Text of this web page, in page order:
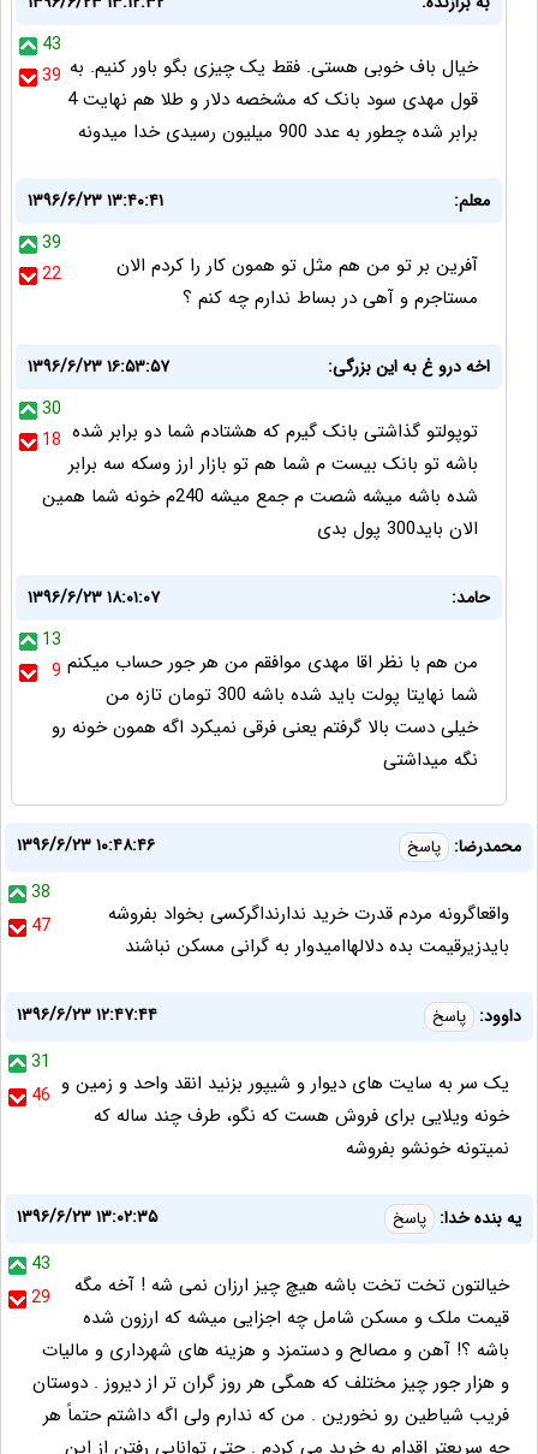
43
39 خیال باف خوبی هستی. فقط یک چیزی بگو باور کنیم. به
قول مهدی سود بانک که مشخصه دلار و طلا هم نهایت 4
برابر شده چطور به عدد 900 میلیون رسیدی خدا میدونه
معلم:
۱۳۹۶/۶/۲۳ ۱۳:۴۰:۴۱
39
22
آفرین بر تو من هم مثل تو همون کار را کردم الان
مستاجرم و آهی در بساط ندارم چه کنم ؟
اخه درو غ به این بزرگی:
۱۳۹۶/۶/۲۳ ۱۶:۵۳:۵۷
30
18 توپولتو گذاشتی بانک گیرم که هشتادم شما دو برابر شده
باشه تو بانک بیست م شما هم تو بازار ارز وسکه سه برابر
شده باشه میشه شصت م جمع میشه 240م خونه شما همین
الان باید300 پول بدی
حامد:
۱۳۹۶/۶/۲۳ ۱۸:۰۱:۰۷
13
9 من هم با نظر اقا مهدی موافقم من هر جور حساب میکنم
شما نهایتا پولت باید شده باشه 300 تومان تازه من
خیلی دست بالا گرفتم یعنی فرقی نمیکرد اگه همون خونه رو
نگه میداشتی
محمدرضا: پاسخ
۱۳۹۶/۶/۲۳ ۱۰:۴۸:۴۶
38
47
واقعاگرونه مردم قدرت خرید ندارنداگرکسی بخواد بفروشه
بایدزیرقیمت بده دلالهاامیدوار به گرانی مسکن نباشند
داوود: پاسخ
۱۳۹۶/۶/۲۳ ۱۲:۴۷:۴۴
31
46 یک سر به سایت های دیوار و شیپور بزنید انقد واحد و زمین و
خونه ویلایی برای فروش هست که نگو، طرف چند ساله که
نمیتونه خونشو بفروشه
یه بنده خدا: پاسخ
۱۳۹۶/۶/۲۳ ۱۳:۰۲:۳۵
43
29
خیالتون تخت تخت باشه هیچ چیز ارزان نمی شه ! آخه مگه
قیمت ملک و مسکن شامل چه اجزایی میشه که ارزون شده
باشه ؟! آهن و مصالح و دستمزد و هزینه های شهرداری و مالیات
و هزار جور چیز مختلف که همگی هر روز گران تر از دیروز . دوستان
فریب شیاطین رو نخورین . من که ندارم ولی اگه داشتم حتماً هر
چه سریعتر اقدام به خرید می کردم . حتی توانایی رفتن از این